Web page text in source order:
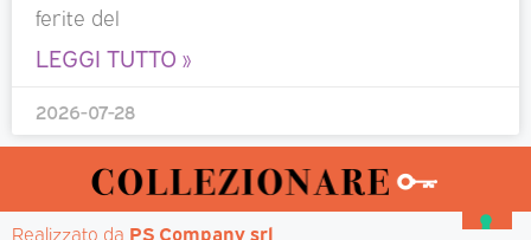
ferite del
LEGGI TUTTO »
2026-07-28
Realizzato da PS Company srl